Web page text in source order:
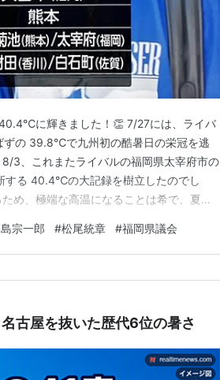
に輝きました！👏 7/27には、ライバ
の 39.8℃で九州初の酷暑日の栄冠を逃
3、これまたライバルの福岡県太宰府市の
る 40.4℃の大記録を樹立したのでし
め、極端な高温になることは希で、夏の
最高値は 2018.8.13に記録した日田市の
宗一郎 #松尾統章 #福岡県議会
古屋を抜いた歴代6位の暑さ